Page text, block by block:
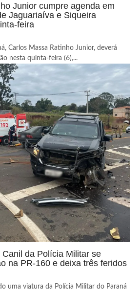
Junior cumpre agenda em
Jaguariaíva e Siqueira
feira
Carlos Massa Ratinho Junior, deverá
nesta quinta-feira (6),...
da Polícia Militar se
na PR-160 e deixa três feridos
uma viatura da Polícia Militar do Paraná